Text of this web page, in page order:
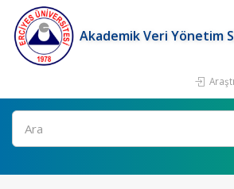
Akademik Veri Yönetim
Ara